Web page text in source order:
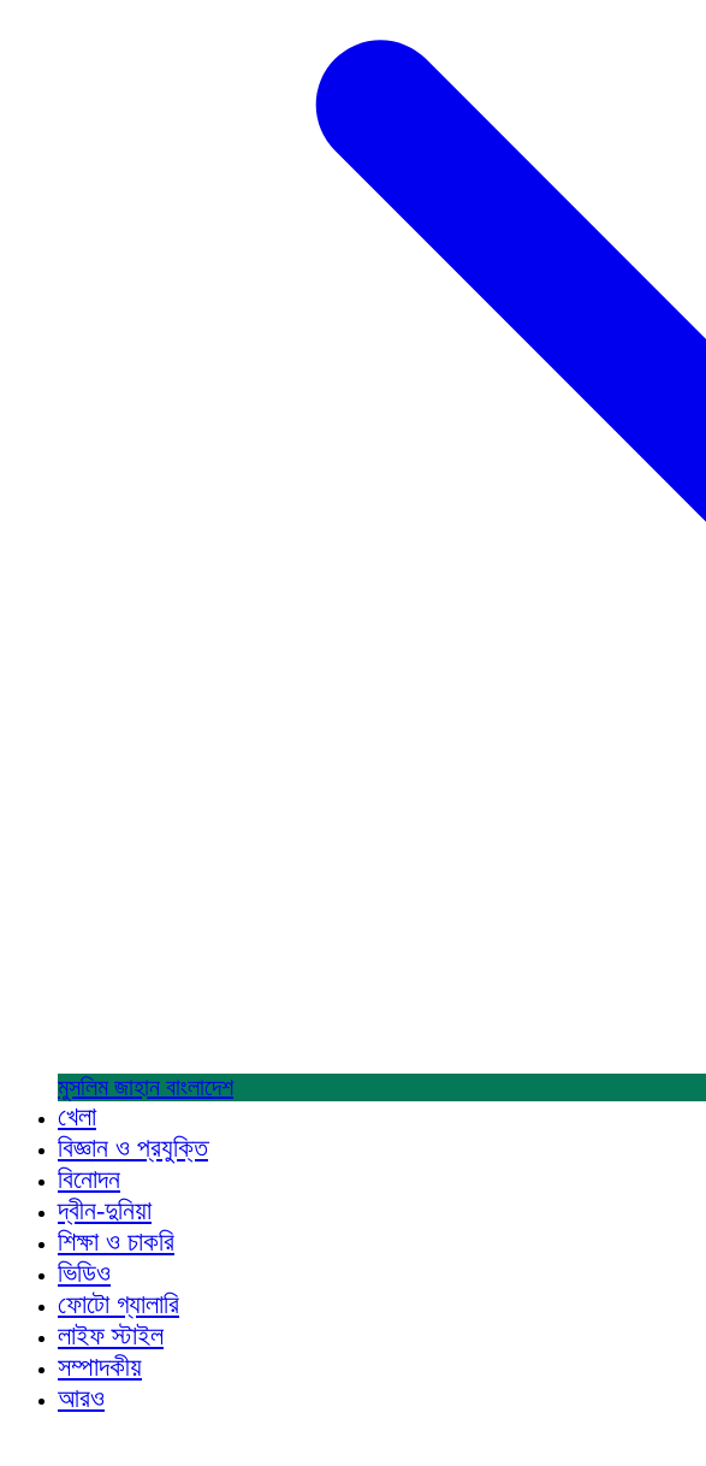
মুসলিম জাহান বাংলাদেশ
খেলা
বিজ্ঞান ও প্রযুক্তি
বিনোদন
দ্বীন-দুনিয়া
শিক্ষা ও চাকরি
ভিডিও
ফোটো গ্যালারি
লাইফ স্টাইল
সম্পাদকীয়
আরও